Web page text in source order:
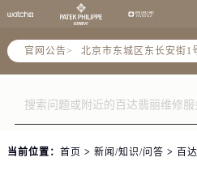
官网公告>
节假日正常营业！
当前位置： 首页 > 新闻/知识/问答 > 百